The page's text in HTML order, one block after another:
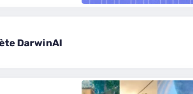
DarwinAI